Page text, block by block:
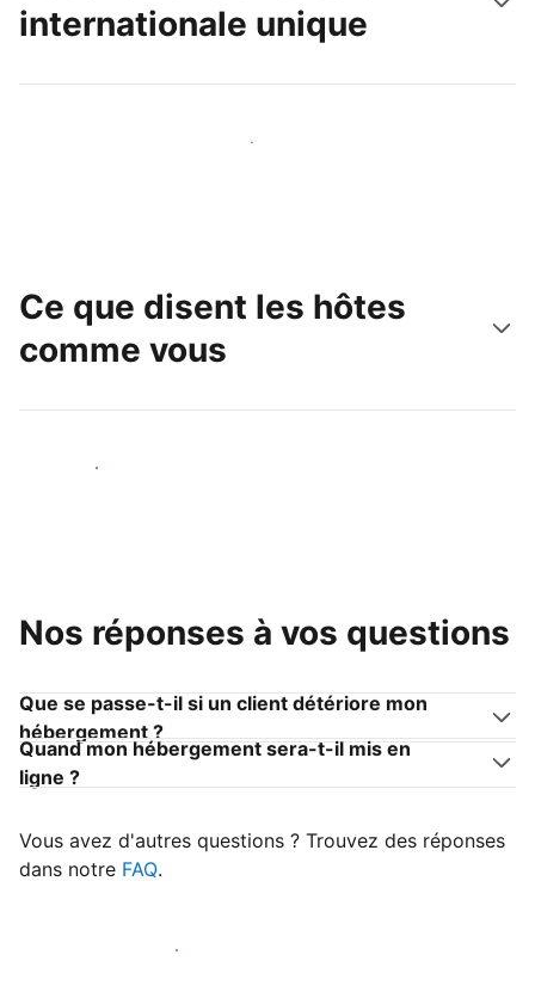
internationale unique
Touchez une nouvelle clientèle dès aujourd'hui
Ce que disent les hôtes
comme vous
Devenir hôte
Nos réponses à vos questions
Que se passe-t-il si un client détériore mon
hébergement ?
Quand mon hébergement sera-t-il mis en
ligne ?
Vous avez d'autres questions ? Trouvez des réponses
dans notre FAQ.
Accueillir mes premiers clients